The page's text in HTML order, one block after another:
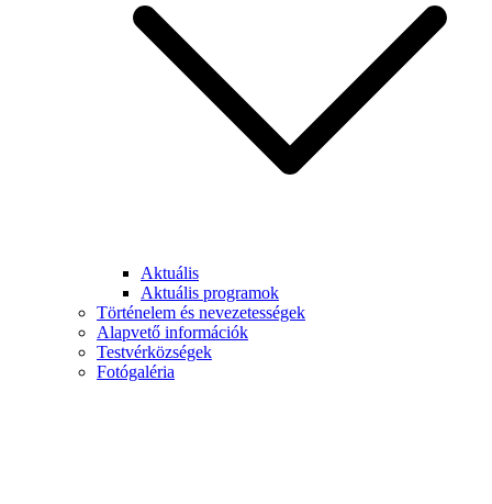
Aktuális
Aktuális programok
Történelem és nevezetességek
Alapvető információk
Testvérközségek
Fotógaléria